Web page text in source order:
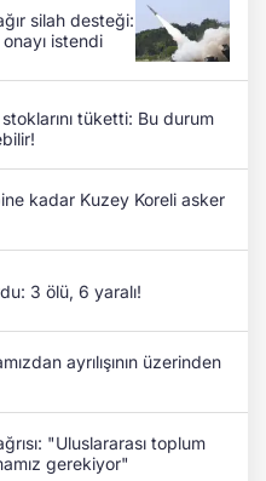
silah desteği:
istendi
tüketti: Bu durum
kadar Kuzey Koreli asker
3 ölü, 6 yaralı!
ayrılışının üzerinden
"Uluslararası toplum
gerekiyor"